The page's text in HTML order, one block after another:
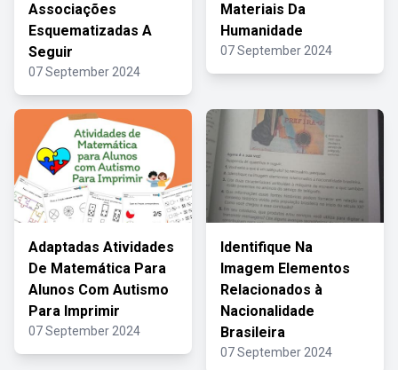
Associações
Esquematizadas A
Seguir
07 September 2024
Materiais Da
Humanidade
07 September 2024
Adaptadas Atividades
De Matemática Para
Alunos Com Autismo
Para Imprimir
07 September 2024
Identifique Na
Imagem Elementos
Relacionados à
Nacionalidade
Brasileira
07 September 2024